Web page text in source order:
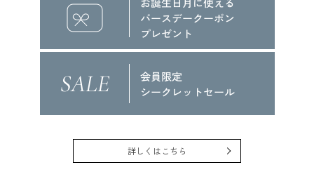
詳しくはこちら